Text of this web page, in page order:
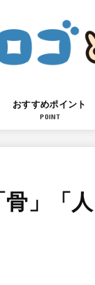
おすすめポイント
POINT
骨」「